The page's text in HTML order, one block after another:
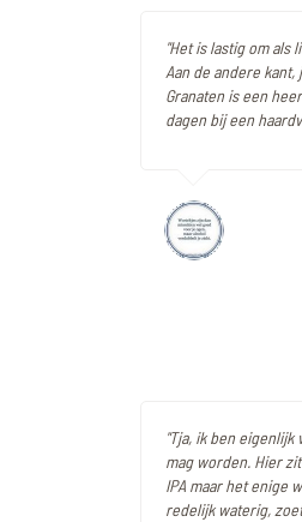
"Het is lastig om
Aan de andere
Granaten is een
dagen bij een
"Tja, ik ben
mag worden. Hier
IPA maar het enige
redelijk waterig,